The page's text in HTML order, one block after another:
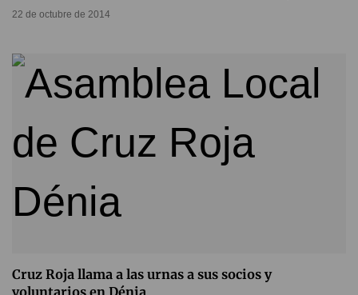
22 de octubre de 2014
Cruz Roja llama a las urnas a sus socios y
voluntarios en Dénia